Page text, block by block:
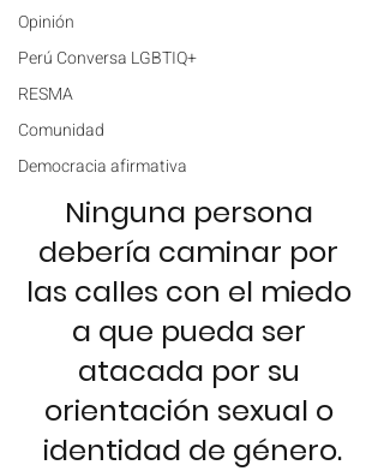
Opinión
Perú Conversa LGBTIQ+
RESMA
Comunidad
Democracia afirmativa
Ninguna persona
debería caminar por
las calles con el miedo
a que pueda ser
atacada por su
orientación sexual o
identidad de género.